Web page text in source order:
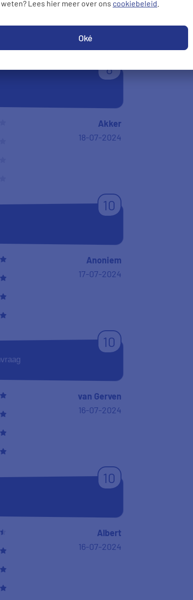
weten? Lees hier meer over ons cookiebeleid
Oké
8
Akker
18-07-2024
10
Anoniem
17-07-2024
10
van Gerven
16-07-2024
10
Albert
16-07-2024